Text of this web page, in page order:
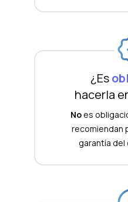
¿Es
hacerla
Noes
recomiendan
garantía del